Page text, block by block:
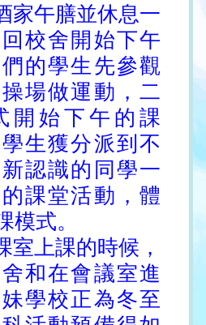
午膳並休息一
校舍開始下午
的學生先參觀
場做運動，二
開始下午的課
生獲分派到不
認識的同學一
課堂活動，體
式。
上課的時候，
和在會議室進
學校正為冬至